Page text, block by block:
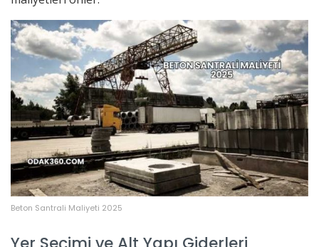
Beton Santrali Maliyeti 2025